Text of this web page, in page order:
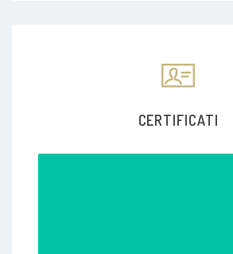
CERTIFICATI